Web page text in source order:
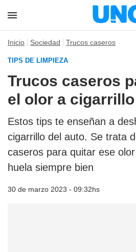
Inicio Sociedad Trucos caseros
TIPS DE LIMPIEZA
Trucos caseros
el olor a
Estos tips te enseñan a
cigarrillo del auto. Se trata
caseros para quitar ese
huela siempre bien
30 de marzo 2023 - 09:32hs